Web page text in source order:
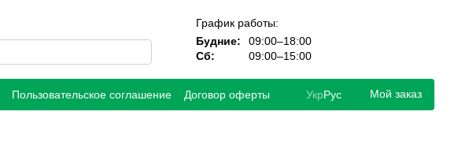
График работы:
Будние:
09:00–18:00
Сб:
09:00–15:00
Пользовательское соглашение Договор оферты УкрРус Мой заказ